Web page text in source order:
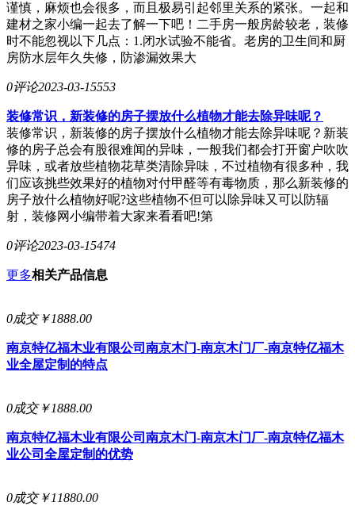
谨慎，麻烦也会很多，而且极易引起邻里关系的紧张。一起和
建材之家小编一起去了解一下吧！二手房一般房龄较老，装修
时不能忽视以下几点：1.闭水试验不能省。老房的卫生间和厨
房防水层年久失修，防渗漏效果大
0评论2023-03-15553
装修常识，新装修的房子摆放什么植物才能去除异味呢？
装修常识，新装修的房子摆放什么植物才能去除异味呢？新装
修的房子总会有股很难闻的异味，一般我们都会打开窗户吹吹
异味，或者放些植物花草类清除异味，不过植物有很多种，我
们应该挑些效果好的植物对付甲醛等有毒物质，那么新装修的
房子放什么植物好呢?这些植物不但可以除异味又可以防辐
射，装修网小编带着大家来看看吧!第
0评论2023-03-15474
更多相关产品信息
0成交￥1888.00
南京特亿福木业有限公司 南京木门-南京木门厂-南京特亿福木
业全屋定制的特点
0成交￥1888.00
南京特亿福木业有限公司 南京木门-南京木门厂-南京特亿福木
业公司全屋定制的优势
0成交￥11880.00